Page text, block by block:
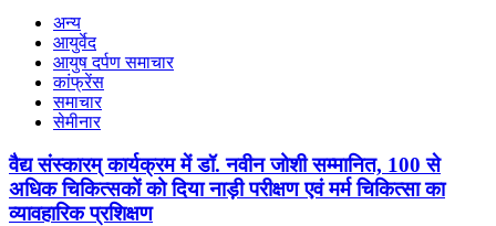
अन्य
आयुर्वेद
आयुष दर्पण समाचार
कांफ्रेंस
समाचार
सेमीनार
वैद्य संस्कारम् कार्यक्रम में डॉ. नवीन जोशी सम्मानित, 100 से
अधिक चिकित्सकों को दिया नाड़ी परीक्षण एवं मर्म चिकित्सा का
व्यावहारिक प्रशिक्षण